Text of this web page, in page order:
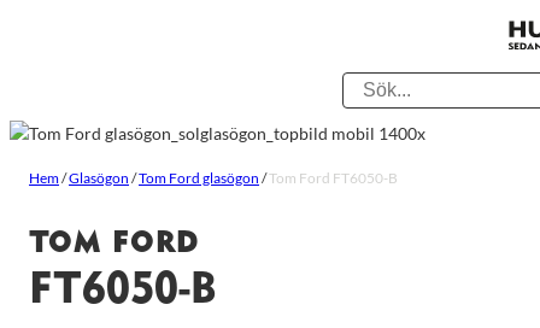
Hem/Glasögon /Tom Ford glasögon /Tom Ford FT6050-B
TOM FORD
FT6050-B